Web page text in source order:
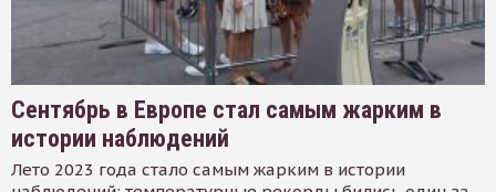
Сентябрь в Европе стал самым жарким в
истории наблюдений
Лето 2023 года стало самым жарким в истории